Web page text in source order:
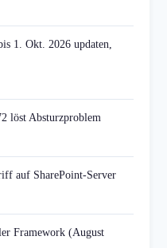
1. Okt. 2026 updaten,
löst Absturzproblem
auf SharePoint-Server
Framework (August